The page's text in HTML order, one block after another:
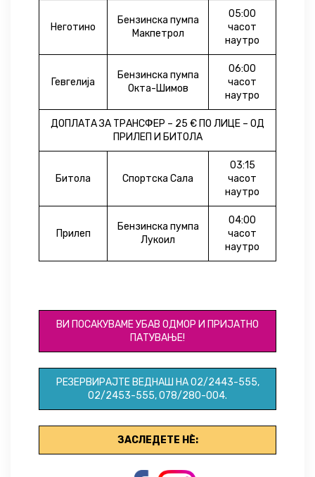
Неготино
Бензинска пумпа
Макпетрол
05:00
часот
наутро
Гевгелија
Бензинска пумпа
Окта-Шимов
06:00
часот
наутро
ДОПЛАТА ЗА ТРАНСФЕР – 25 € ПО ЛИЦЕ – ОД
ПРИЛЕП И БИТОЛА
Битола Спортска Сала
03:15
часот
наутро
Прилеп
Бензинска пумпа
Лукоил
04:00
часот
наутро
ВИ ПОСАКУВАМЕ УБАВ ОДМОР И ПРИЈАТНО
ПАТУВАЊЕ!
РЕЗЕРВИРАЈТЕ ВЕДНАШ НА 02/2443-555,
02/2453-555, 078/280-004.
ЗАСЛЕДЕТЕ НЀ: